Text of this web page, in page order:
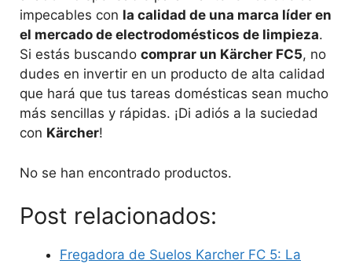
impecables con la calidad de una marca líder en
el mercado de electrodomésticos de limpieza.
Si estás buscando comprar un Kärcher FC5, no
dudes en invertir en un producto de alta calidad
que hará que tus tareas domésticas sean mucho
más sencillas y rápidas. ¡Di adiós a la suciedad
con Kärcher!
No se han encontrado productos.
Post relacionados:
Fregadora de Suelos Karcher FC 5: La